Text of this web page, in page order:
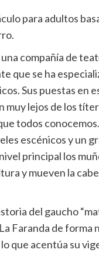
para adultos
una compañía de
que se ha
Sus puestas en
muy lejos de los
todos
escénicos y un
principal los
y mueven la
del gaucho
Faranda de forma
que acentúa su